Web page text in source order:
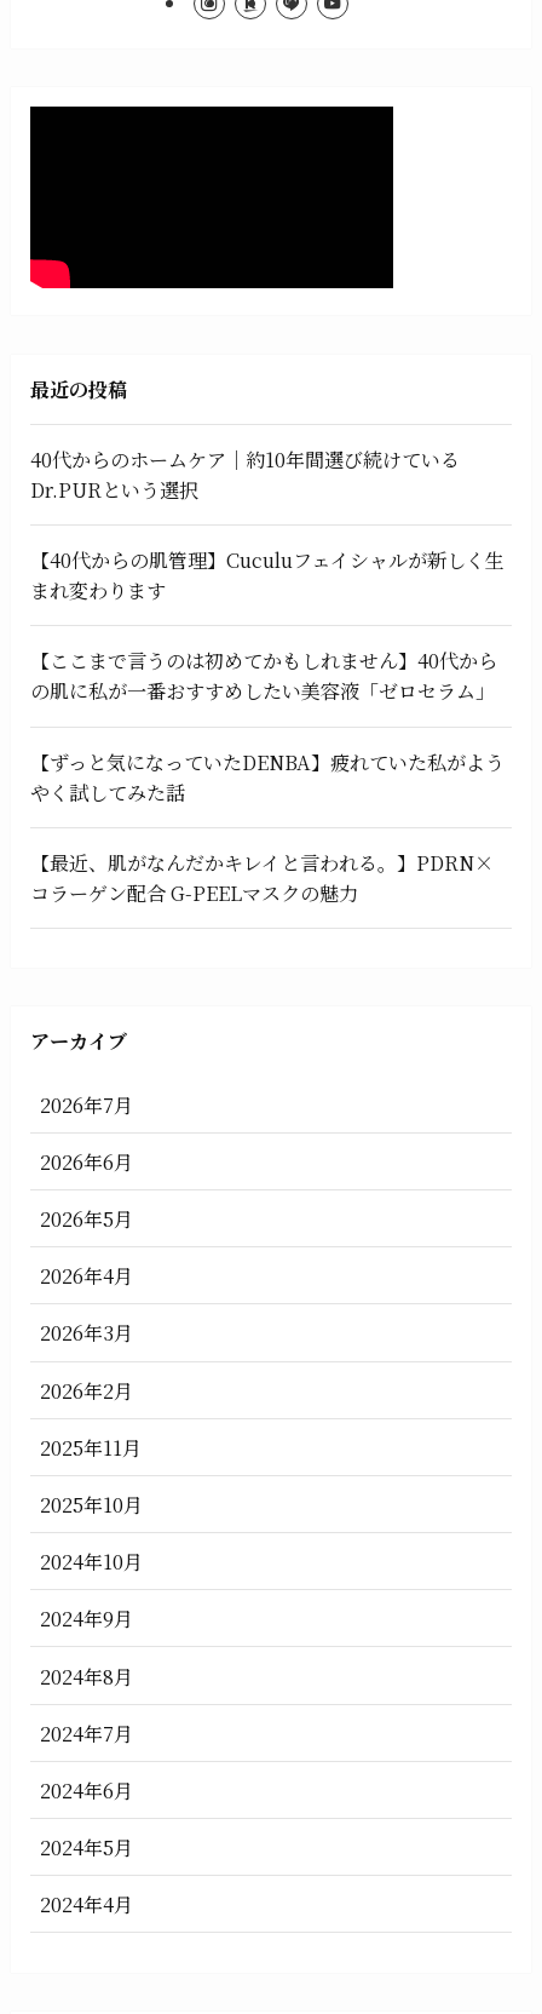
最近の投稿
40代からのホームケア｜約10年間選び続けている
Dr.PURという選択
【40代からの肌管理】Cuculuフェイシャルが新しく生
まれ変わります
【ここまで言うのは初めてかもしれません】40代から
の肌に私が一番おすすめしたい美容液「ゼロセラム」
【ずっと気になっていたDENBA】疲れていた私がよう
やく試してみた話
【最近、肌がなんだかキレイと言われる。】PDRN×
コラーゲン配合 G-PEELマスクの魅力
アーカイブ
2026年7月
2026年6月
2026年5月
2026年4月
2026年3月
2026年2月
2025年11月
2025年10月
2024年10月
2024年9月
2024年8月
2024年7月
2024年6月
2024年5月
2024年4月